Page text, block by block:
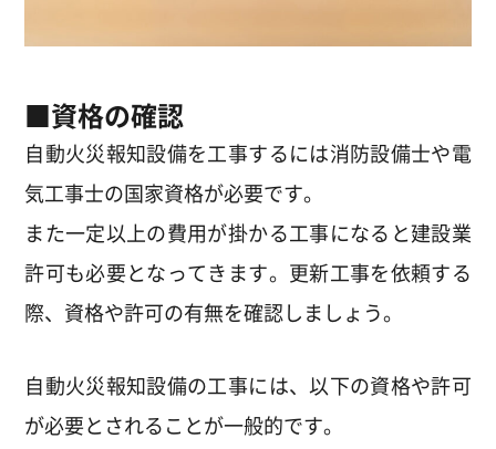
■資格の確認
自動火災報知設備を工事するには消防設備士や電
気工事士の国家資格が必要です。
また一定以上の費用が掛かる工事になると建設業
許可も必要となってきます。更新工事を依頼する
際、資格や許可の有無を確認しましょう。
自動火災報知設備の工事には、以下の資格や許可
が必要とされることが一般的です。